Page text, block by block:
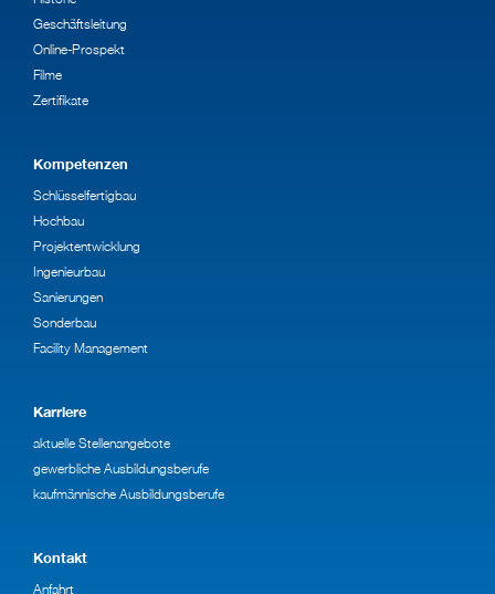
Geschäftsleitung
Online-Prospekt
Filme
Zertifikate
Kompetenzen
Schlüsselfertigbau
Hochbau
Projektentwicklung
Ingenieurbau
Sanierungen
Sonderbau
Facility Management
Karriere
aktuelle Stellenangebote
gewerbliche Ausbildungsberufe
kaufmännische Ausbildungsberufe
Kontakt
Anfahrt